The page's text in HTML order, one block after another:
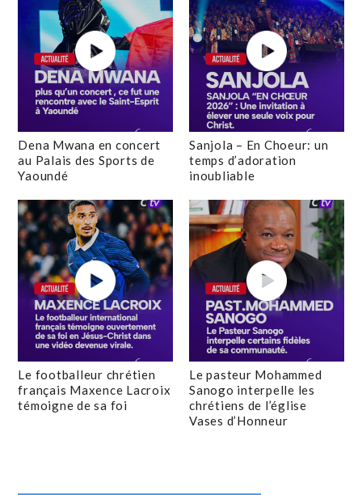
Dena Mwana en concert
au Palais des Sports de
Yaoundé
Sanjola – En Choeur: un
temps d’adoration
inoubliable
Le footballeur chrétien
français Maxence Lacroix
témoigne de sa foi
Le pasteur Mohammed
Sanogo interpelle les
chrétiens de l’église
Vases d’Honneur